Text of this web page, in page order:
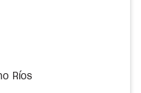
Ríos